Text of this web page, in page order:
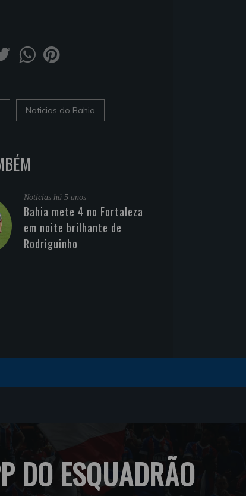
Noticias do Bahia
Noticias há 5 anos
Bahia mete 4 no Fortaleza
em noite brilhante de
Rodriguinho
DO ESQUADRÃO